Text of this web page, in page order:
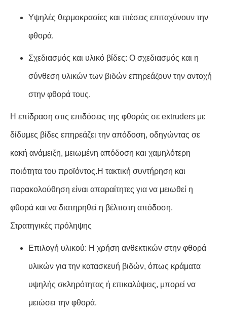
Υψηλές θερμοκρασίες και πιέσεις επιταχύνουν την
φθορά.
Σχεδιασμός και υλικό βίδες: Ο σχεδιασμός και η
σύνθεση υλικών των βιδών επηρεάζουν την αντοχή
στην φθορά τους.
Η επίδραση στις επιδόσεις της φθοράς σε extruders με
δίδυμες βίδες επηρεάζει την απόδοση, οδηγώντας σε
κακή ανάμειξη, μειωμένη απόδοση και χαμηλότερη
ποιότητα του προϊόντος.Η τακτική συντήρηση και
παρακολούθηση είναι απαραίτητες για να μειωθεί η
φθορά και να διατηρηθεί η βέλτιστη απόδοση.
Στρατηγικές πρόληψης
Επιλογή υλικού: Η χρήση ανθεκτικών στην φθορά
υλικών για την κατασκευή βιδών, όπως κράματα
υψηλής σκληρότητας ή επικαλύψεις, μπορεί να
μειώσει την φθορά.